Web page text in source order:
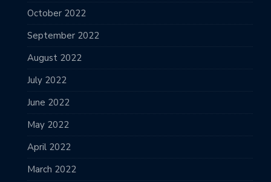
October 2022
September 2022
August 2022
July 2022
June 2022
May 2022
April 2022
March 2022